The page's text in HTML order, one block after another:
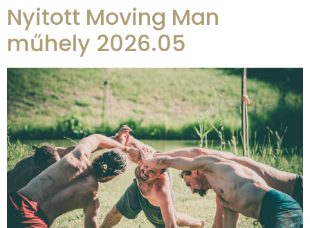
Nyitott Moving Man
műhely 2026.05